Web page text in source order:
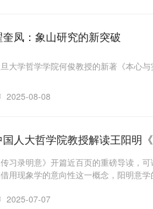
奎凤：象山研究的新突破
大学哲学学院何俊教授的新著《本心
2025-08-08
国人大哲学院教授解读王阳明
传习录明意》开篇近百页的重磅导读，
用现象学的意向性这一概念，阳明意
学术语的由来。
2025-07-07